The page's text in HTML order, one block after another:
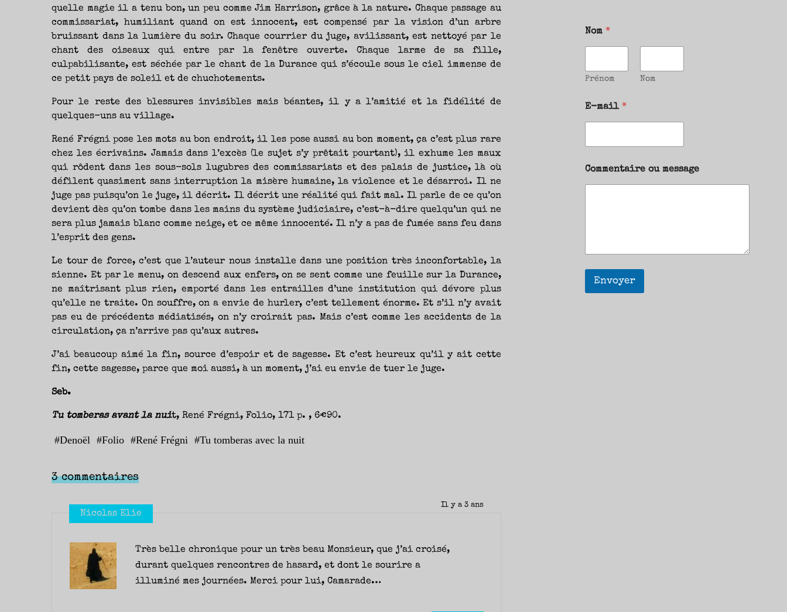
quelle magie il a tenu bon, un peu comme Jim Harrison, grâce à la nature. Chaque passage au
commissariat, humiliant quand on est innocent, est compensé par la vision d’un arbre
bruissant dans la lumière du soir. Chaque courrier du juge, avilissant, est nettoyé par le
chant des oiseaux qui entre par la fenêtre ouverte. Chaque larme de sa fille,
culpabilisante, est séchée par le chant de la Durance qui s’écoule sous le ciel immense de
ce petit pays de soleil et de chuchotements.
Pour le reste des blessures invisibles mais béantes, il y a l’amitié et la fidélité de
quelques-uns au village.
René Frégni pose les mots au bon endroit, il les pose aussi au bon moment, ça c’est plus rare
chez les écrivains. Jamais dans l’excès (le sujet s’y prêtait pourtant), il exhume les maux
qui rôdent dans les sous-sols lugubres des commissariats et des palais de justice, là où
défilent quasiment sans interruption la misère humaine, la violence et le désarroi. Il ne
juge pas puisqu’on le juge, il décrit. Il décrit une réalité qui fait mal. Il parle de ce qu’on
devient dès qu’on tombe dans les mains du système judiciaire, c’est-à-dire quelqu’un qui ne
sera plus jamais blanc comme neige, et ce même innocenté. Il n’y a pas de fumée sans feu dans
l’esprit des gens.
Le tour de force, c’est que l’auteur nous installe dans une position très inconfortable, la
sienne. Et par le menu, on descend aux enfers, on se sent comme une feuille sur la Durance,
ne maîtrisant plus rien, emporté dans les entrailles d’une institution qui dévore plus
qu’elle ne traite. On souffre, on a envie de hurler, c’est tellement énorme. Et s’il n’y avait
pas eu de précédents médiatisés, on n’y croirait pas. Mais c’est comme les accidents de la
circulation, ça n’arrive pas qu’aux autres.
J’ai beaucoup aimé la fin, source d’espoir et de sagesse. Et c’est heureux qu’il y ait cette
fin, cette sagesse, parce que moi aussi, à un moment, j’ai eu envie de tuer le juge.
Seb.
Tu tomberas avant la nuit, René Frégni, Folio, 171 p. , 6€90.
#Denoël #Folio #René Frégni #Tu tomberas avec la nuit
3 commentaires
Il y a 3 ans
Nicolas Elie
Très belle chronique pour un très beau Monsieur, que j’ai croisé,
durant quelques rencontres de hasard, et dont le sourire a
illuminé mes journées. Merci pour lui, Camarade…
Nom *
Prénom Nom
E-mail *
Commentaire ou message
Envoyer